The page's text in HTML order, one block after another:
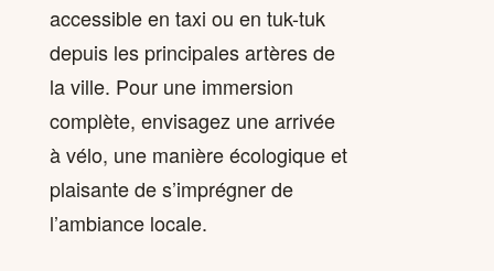
accessible en taxi ou en tuk-tuk
depuis les principales artères de
la ville. Pour une immersion
complète, envisagez une arrivée
à vélo, une manière écologique et
plaisante de s’imprégner de
l’ambiance locale.